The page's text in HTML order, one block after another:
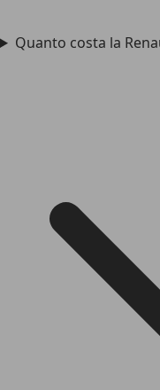
Quanto costa la